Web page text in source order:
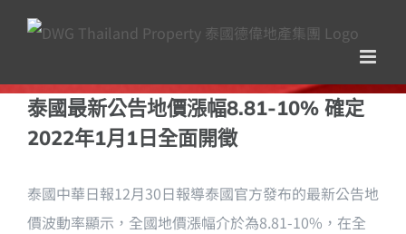
Skip
泰國最新公告地價漲幅8.81-10% 確定
2022年1月1日全面開徵
泰國中華日報12月30日報導泰國官方發布的最新公告地
價波動率顯示，全國地價漲幅介於為8.81-10%，在全